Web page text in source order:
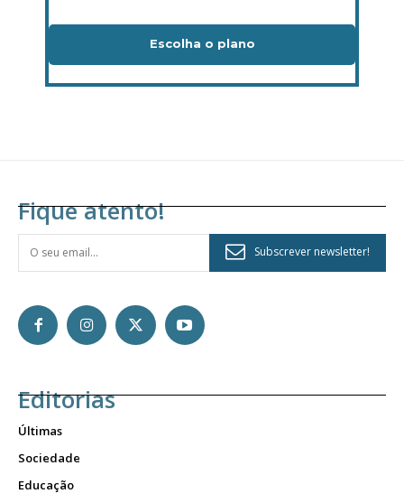
Edição em papel entregue à Quinta-feira em sua
ASSINATURA
16€
Escolha o plano
Fique atento!
Subscrever newsletter!
Editorias
Últimas
Sociedade
Educação